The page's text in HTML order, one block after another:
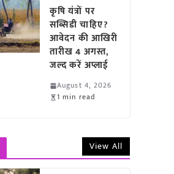
कृषि यंत्रों पर
सब्सिडी चाहिए?
आवेदन की आखिरी
तारीख 4 अगस्त,
जल्द करें अप्लाई
August 4, 2026
1 min read
View All